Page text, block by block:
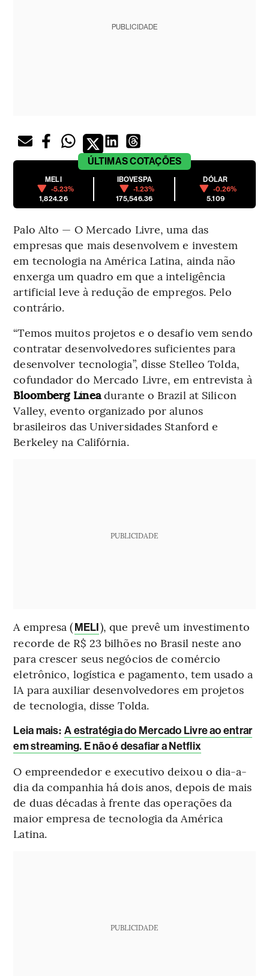
PUBLICIDADE
ÚLTIMASCOTAÇÕES
MELI
-5.23%
1,824.26
IBOVESPA
-1.23%
175,546.36
DÓLAR
-0.26%
5.109
Palo Alto — O Mercado Livre, uma das
empresas que mais desenvolvem e investem
em tecnologia na América Latina, ainda não
enxerga um quadro em que a inteligência
artificial leve à redução de empregos. Pelo
contrário.
“Temos muitos projetos e o desafio vem sendo
contratar desenvolvedores suficientes para
desenvolver tecnologia”, disse Stelleo Tolda,
cofundador do Mercado Livre, em entrevista à
Bloomberg Líneadurante o Brazil at Silicon
Valley, evento organizado por alunos
brasileiros das Universidades Stanford e
Berkeley na Califórnia.
PUBLICIDADE
A empresa (MELI), que prevê um investimento
recorde de R$ 23 bilhões no Brasil neste ano
para crescer seus negócios de comércio
eletrônico, logística e pagamento, tem usado a
IA para auxiliar desenvolvedores em projetos
de tecnologia, disse Tolda.
Leia mais: A estratégia do Mercado Livre ao entrar
em streaming. E não é desafiar a Netflix
O empreendedor e executivo deixou o dia-a-
dia da companhia há dois anos, depois de mais
de duas décadas à frente das operações da
maior empresa de tecnologia da América
Latina.
PUBLICIDADE